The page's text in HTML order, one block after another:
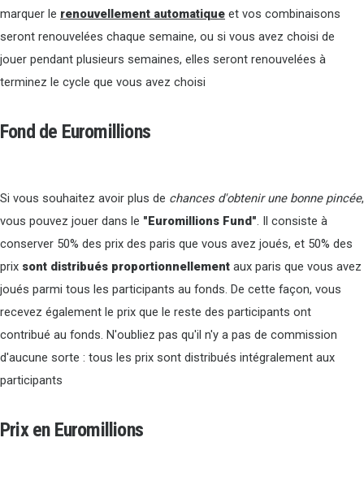
marquer le renouvellement automatique et vos combinaisons
seront renouvelées chaque semaine, ou si vous avez choisi de
jouer pendant plusieurs semaines, elles seront renouvelées à
terminez le cycle que vous avez choisi
Fond de Euromillions
Si vous souhaitez avoir plus de chances d'obtenir une bonne pincée,
vous pouvez jouer dans le "Euromillions Fund". Il consiste à
conserver 50% des prix des paris que vous avez joués, et 50% des
prix sont distribués proportionnellement aux paris que vous avez
joués parmi tous les participants au fonds. De cette façon, vous
recevez également le prix que le reste des participants ont
contribué au fonds. N'oubliez pas qu'il n'y a pas de commission
d'aucune sorte : tous les prix sont distribués intégralement aux
participants
Prix en Euromillions